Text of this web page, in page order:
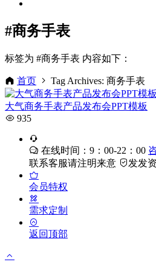
#商务手表
标签为 #商务手表 内容如下：
首页 Tag Archives: 商务手表
大气商务手表产品发布会PPT模板
935
在线时间：9：00-22：00
联系客服请注明来意
发发
会员特权
需求定制
返回顶部